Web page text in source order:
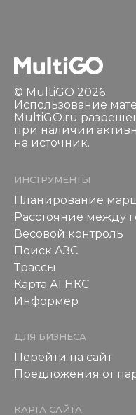
© MultiGO 2026
Использование
MultiGO.ru
при наличии
на источник.
ИНСТРУМЕНТЫ
Планирование
Расстояние между
Весовой контроль
Поиск АЗС
Трассы
Карта АГНКС
Информер
ДЛЯ БИЗНЕСА
Перейти на сайт
Предложения от
КАРТА САЙТА